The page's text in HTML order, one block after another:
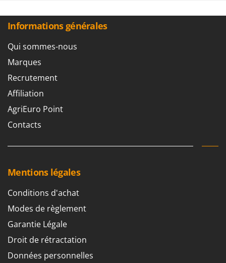
Informations générales
Qui sommes-nous
Marques
Recrutement
Affiliation
AgriEuro Point
Contacts
Mentions légales
Conditions d'achat
Modes de règlement
Garantie Légale
Droit de rétractation
Données personnelles